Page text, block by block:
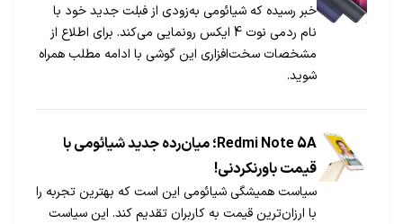
خبر رسیده که شیائومی به‌زودی از فبلت جدید خود با
نام ردمی نوت 4 ایکس رونمایی می‌کند. برای اطلاع از
مشخصات سخت‌افزاری این گوشی با ادامه مطلب همراه
شوید.
Redmi Note 5A؛ میان‌رده جدید شیائومی با
قیمت باورنکردنی!
سیاست همیشگی شیائومی این است که بهترین تجربه را
با ارزان‌ترین قیمت به کاربران تقدیم کند. این سیاست